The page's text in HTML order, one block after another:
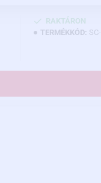
RAKTÁRON
TERMÉKKÓD: